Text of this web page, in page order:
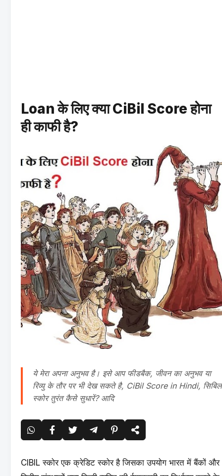
Loan के लिए क्या CiBil Score होना
ही काफी है?
ये मेरा अपना अनुभव है। इसे आप फीडबैक, जीवन का अनुभव या
रिव्यु के तौर पर भी देख सकते है, CiBil Score in Hindi, सिबिल
स्कोर तुरंत कैसे सुधारें? आदि
CIBIL स्कोर एक क्रेडिट स्कोर है जिसका उपयोग भारत में बैंकों और